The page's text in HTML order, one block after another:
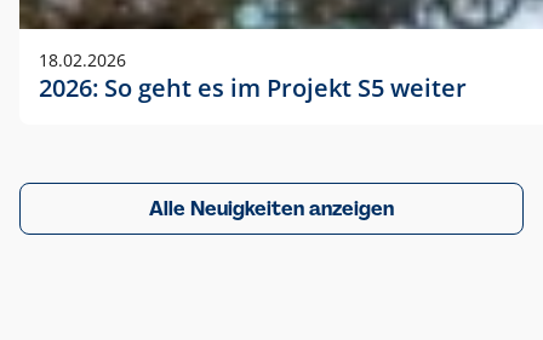
18.02.2026
2026: So geht es im Projekt S5 weiter
Alle Neuigkeiten anzeigen